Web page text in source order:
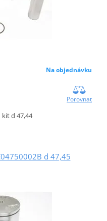
Na objednávku
Porovnat
d 47,44
d 47,45